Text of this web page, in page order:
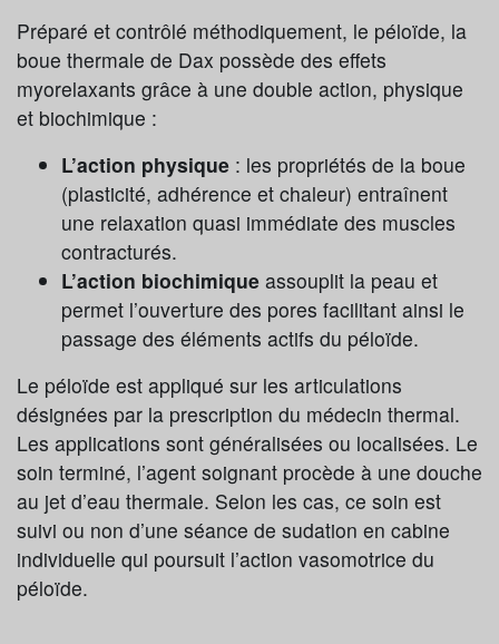
Préparé et contrôlé méthodiquement, le péloïde, la
boue thermale de Dax possède des effets
myorelaxants grâce à une double action, physique
et biochimique :
L’action physique : les propriétés de la boue
(plasticité, adhérence et chaleur) entraînent
une relaxation quasi immédiate des muscles
contracturés.
L’action biochimique assouplit la peau et
permet l’ouverture des pores facilitant ainsi le
passage des éléments actifs du péloïde.
Le péloïde est appliqué sur les articulations
désignées par la prescription du médecin thermal.
Les applications sont généralisées ou localisées. Le
soin terminé, l’agent soignant procède à une douche
au jet d’eau thermale. Selon les cas, ce soin est
suivi ou non d’une séance de sudation en cabine
individuelle qui poursuit l’action vasomotrice du
péloïde.